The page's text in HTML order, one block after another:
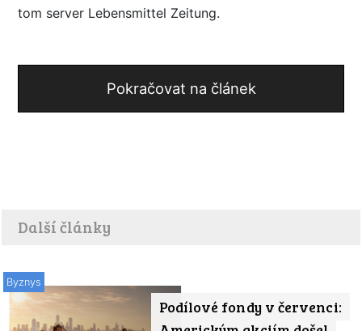
tom server Lebensmittel Zeitung.
Pokračovat na článek
Další články
Podílové fondy v červenci:
Byznys